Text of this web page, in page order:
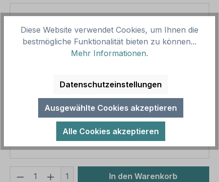
Produktpreis
39,79 €
Zusammenfassung
Gesamtpreis
39,79 €
Preise inkl. MwSt. zzgl. Versandkosten
Aufgrund von Neuberechnungen im Warenkorb sind
abweichende Endpreise möglich.
Produkt Anzahl: Gib den
1 In den Warenkorb
Diese Website verwendet Cookies, um Ihnen die
bestmögliche Funktionalität bieten zu können...
Mehr Informationen.
Datenschutzeinstellungen
Ausgewählte Cookies akzeptieren
Alle Cookies akzeptieren